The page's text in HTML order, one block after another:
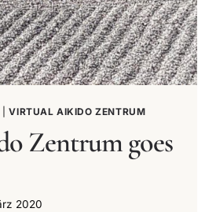
|VIRTUAL AIKIDO ZENTRUM
Zentrum goes
2020